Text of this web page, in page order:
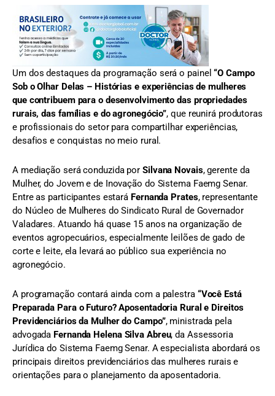
Um dos destaques da programação será o painel“O Campo
Sob o Olhar Delas – Histórias e experiências de mulheres
que contribuem para o desenvolvimento das propriedades
rurais, das famílias e do agronegócio”, que reunirá produtoras
e profissionais do setor para compartilhar experiências,
desafios e conquistas no meio rural.
A mediação será conduzida por Silvana Novais, gerente da
Mulher, do Jovem e de Inovação do Sistema Faemg Senar.
Entre as participantes estará Fernanda Prates, representante
do Núcleo de Mulheres do Sindicato Rural de Governador
Valadares. Atuando há quase 15 anos na organização de
eventos agropecuários, especialmente leilões de gado de
corte e leite, ela levará ao público sua experiência no
agronegócio.
A programação contará ainda com a palestra “Você Está
Preparada Para o Futuro? Aposentadoria Rural e Direitos
Previdenciários da Mulher do Campo”, ministrada pela
advogada Fernanda Helena Silva Abreu, da Assessoria
Jurídica do Sistema Faemg Senar. A especialista abordará os
principais direitos previdenciários das mulheres rurais e
orientações para o planejamento da aposentadoria.